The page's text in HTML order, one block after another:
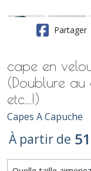
Partager
cape en
(Doublure au
etc...!)
Capes A Capuche
À partir de 51